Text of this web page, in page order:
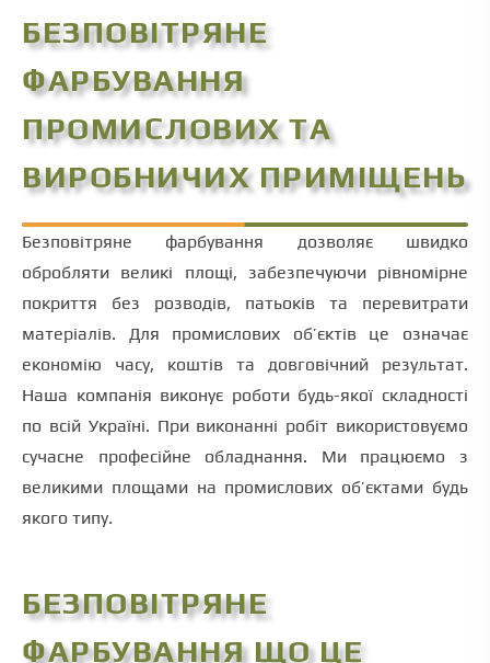
БЕЗПОВІТРЯНЕ
ФАРБУВАННЯ
ПРОМИСЛОВИХ ТА
ВИРОБНИЧИХ ПРИМІЩЕНЬ
Безповітряне фарбування дозволяє швидко
обробляти великі площі, забезпечуючи рівномірне
покриття без розводів, патьоків та перевитрати
матеріалів. Для промислових об’єктів це означає
економію часу, коштів та довговічний результат.
Наша компанія виконує роботи будь-якої складності
по всій Україні. При виконанні робіт використовуємо
сучасне професійне обладнання. Ми працюємо з
великими площами на промислових об’єктами будь
якого типу.
БЕЗПОВІТРЯНЕ
ФАРБУВАННЯ ЩО ЦЕ